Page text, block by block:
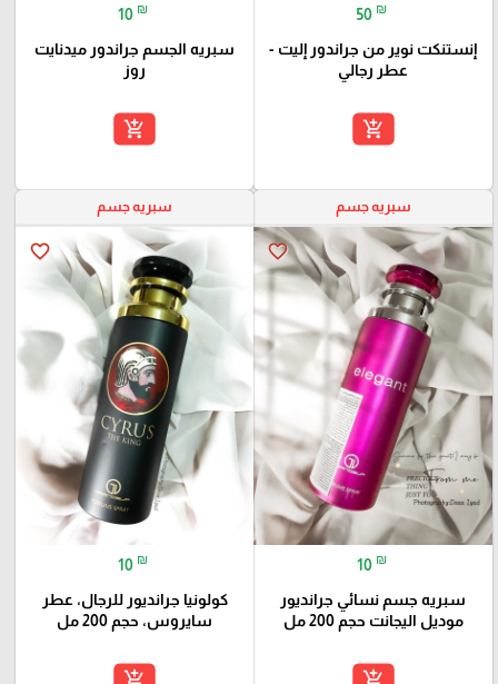
50 ₪
إنستنكت نوير من جراندور إليت -
عطر رجالي
add_shopping_cart
10 ₪
سبريه الجسم جراندور ميدنايت
روز
add_shopping_cart
سبريه جسم
favorite_border
10 ₪
سبريه جسم نسائي جرانديور
موديل اليجانت حجم 200 مل
add_shopping_cart
سبريه جسم
favorite_border
10 ₪
كولونيا جرانديور للرجال، عطر
سايروس، حجم 200 مل
add_shopping_cart